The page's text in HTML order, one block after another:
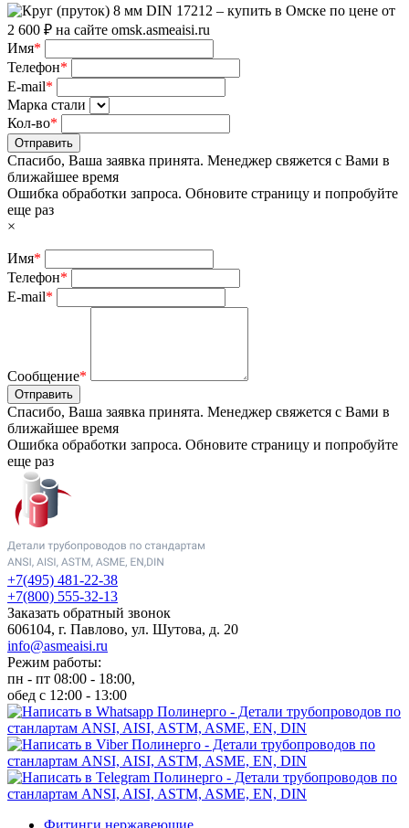
Имя*
Телефон*
E-mail*
Марка стали
Кол-во*
Отправить
Спасибо, Ваша заявка принята. Менеджер свяжется с Вами в
ближайшее время
Ошибка обработки запроса. Обновите страницу и попробуйте
еще раз
×
Имя*
Телефон*
E-mail*
Сообщение*
Отправить
Спасибо, Ваша заявка принята. Менеджер свяжется с Вами в
ближайшее время
Ошибка обработки запроса. Обновите страницу и попробуйте
еще раз
+7(495) 481-22-38
+7(800) 555-32-13
Заказать обратный звонок
606104, г. Павлово, ул. Шутова, д. 20
info@asmeaisi.ru
Режим работы:
пн - пт 08:00 - 18:00,
обед с 12:00 - 13:00
Фитинги нержавеющие